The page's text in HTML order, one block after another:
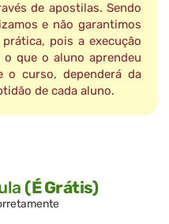
de apostilas. Sendo
e não garantimos
pois a execução
que o aluno aprendeu
o curso, dependerá da
de cada aluno.
(É Grátis)